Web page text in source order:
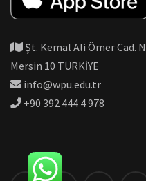
Şt. Kemal Ali Ömer Cad.
Mersin 10 TÜRKİYE
info@wpu.edu.tr
+90 392 444 4 978